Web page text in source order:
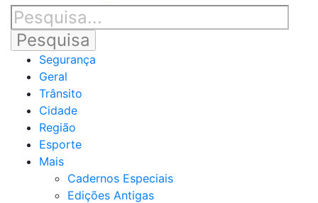
Segurança
Geral
Trânsito
Cidade
Região
Esporte
Mais
Cadernos Especiais
Edições Antigas